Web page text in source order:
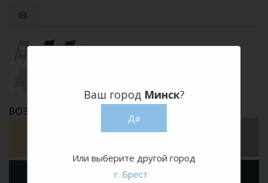
ВОЗМОЖНАЯ ПАЛИТРА ЦВЕТОВ
Ваш город Минск?
Да
Или выберите другой город
г. Брест